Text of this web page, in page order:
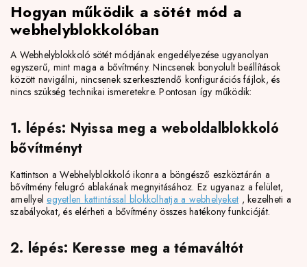
Hogyan működik a sötét mód a
webhelyblokkolóban
A Webhelyblokkoló sötét módjának engedélyezése ugyanolyan
egyszerű, mint maga a bővítmény. Nincsenek bonyolult beállítások
között navigálni, nincsenek szerkesztendő konfigurációs fájlok, és
nincs szükség technikai ismeretekre. Pontosan így működik:
1. lépés: Nyissa meg a weboldalblokkoló
bővítményt
Kattintson a Webhelyblokkoló ikonra a böngésző eszköztárán a
bővítmény felugró ablakának megnyitásához. Ez ugyanaz a felület,
amellyelegyetlen kattintással blokkolhatja a webhelyeket , kezelheti a
szabályokat, és elérheti a bővítmény összes hatékony funkcióját.
2. lépés: Keresse meg a témaváltót